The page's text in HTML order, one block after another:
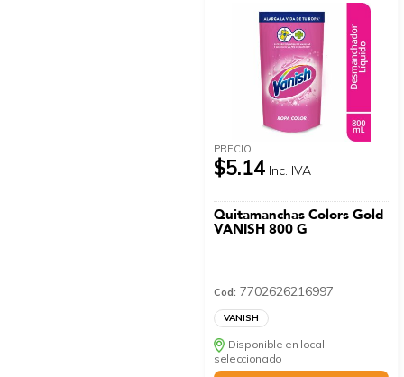
PRECIO
$5.14 Inc. IVA
Quitamanchas Colors Gold
VANISH 800 G
Cod: 7702626216997
VANISH
Disponible en local
seleccionado